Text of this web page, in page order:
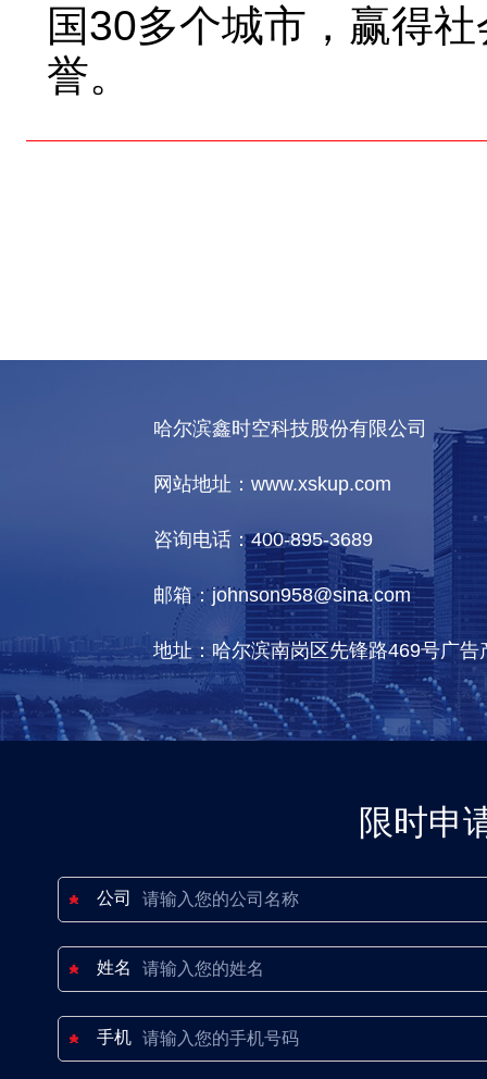
国30多个城市，赢得
誉。
哈尔滨鑫时空科技股份有限公司
网站地址：www.xskup.com
咨询电话：400-895-3689
邮箱：johnson958@sina.com
地址：哈尔滨南岗区先锋路469号广
限时申
公司
姓名
手机